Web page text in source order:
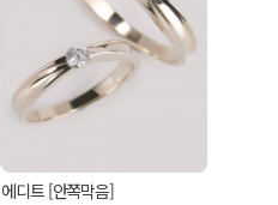
에디트 [안쪽막음]